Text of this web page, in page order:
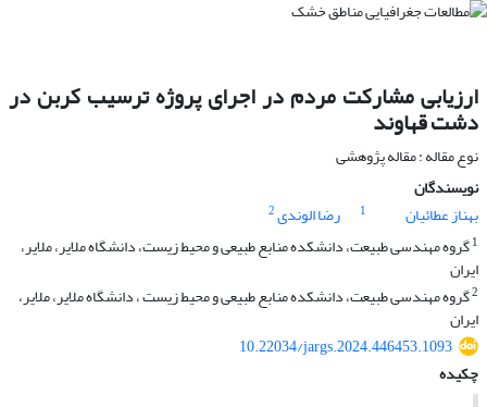
ارزیابی مشارکت مردم در اجرای پروژه ترسیب کربن در
دشت قهاوند
نوع مقاله : مقاله پژوهشی
نویسندگان
بهناز عطائیان
1 رضا الوندی2
1گروه مهندسی طبیعت، دانشکده منابع طبیعی و محیط زیست، دانشگاه ملایر، ملایر،
ایران
2گروه مهندسی طبیعت، دانشکده منابع طبیعی و محیط زیست ، دانشگاه ملایر، ملایر،
ایران
10.22034/jargs.2024.446453.1093
چکیده